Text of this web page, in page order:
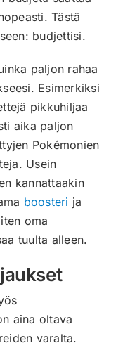
Tästä
budjettisi.
paljon rahaa
Esimerkiksi
pikkuhiljaa
aika paljon
Pokémonien
Usein
kannattaakin
boosteri ja
oma
tuulta alleen.
aina oltava
varalta.